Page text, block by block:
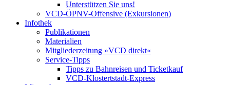
Unterstützen Sie uns!
VCD-ÖPNV-Offensive (Exkursionen)
Infothek
Publikationen
Materialien
Mitgliederzeitung »VCD direkt«
Service-Tipps
Tipps zu Bahnreisen und Ticketkauf
VCD-Klostertstadt-Express